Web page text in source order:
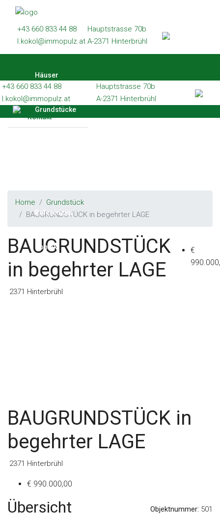
Häuser
Wohnungen
Gewerbe
Referenzen
Kontakt
+43 660 833 44 88
l.kokol@immopulz.at
Hauptstrasse 70b
A-2371 Hinterbrühl
Häuser
Grundstücke
Referenzen
Kontakt
+43 660 833 44 88
l.kokol@immopulz.at
Hauptstrasse 70b
A-2371 Hinterbrühl
Home
Grundstück
BAUGRUNDSTÜCK in begehrter LAGE
BAUGRUNDSTÜCK
in begehrter LAGE
€
2371 Hinterbrühl
BAUGRUNDSTÜCK in
begehrter LAGE
2371 Hinterbrühl
€ 990.000,00
Übersicht Objektnummer: 501